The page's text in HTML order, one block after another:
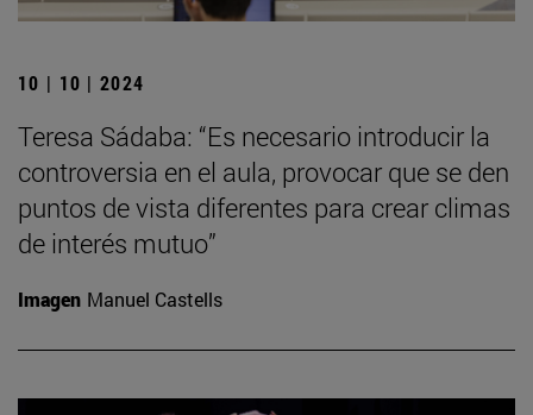
10 | 10 | 2024
Teresa Sádaba: “Es necesario introducir la
controversia en el aula, provocar que se den
puntos de vista diferentes para crear climas
de interés mutuo”
Imagen Manuel Castells